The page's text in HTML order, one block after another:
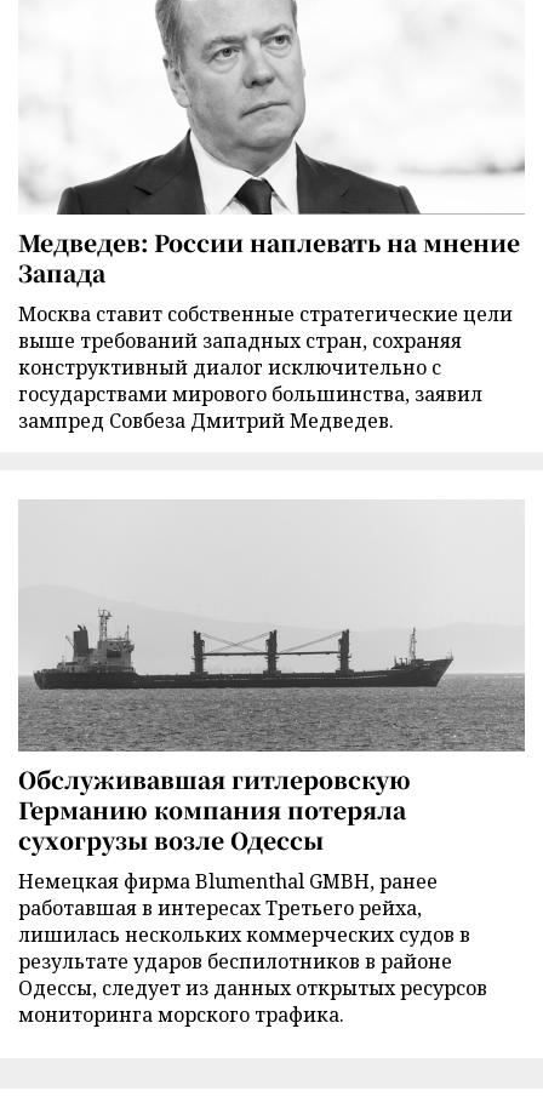
Медведев: России наплевать на мнение
Запада
Москва ставит собственные стратегические цели
выше требований западных стран, сохраняя
конструктивный диалог исключительно с
государствами мирового большинства, заявил
зампред Совбеза Дмитрий Медведев.
Обслуживавшая гитлеровскую
Германию компания потеряла
сухогрузы возле Одессы
Немецкая фирма Blumenthal GMBH, ранее
работавшая в интересах Третьего рейха,
лишилась нескольких коммерческих судов в
результате ударов беспилотников в районе
Одессы, следует из данных открытых ресурсов
мониторинга морского трафика.